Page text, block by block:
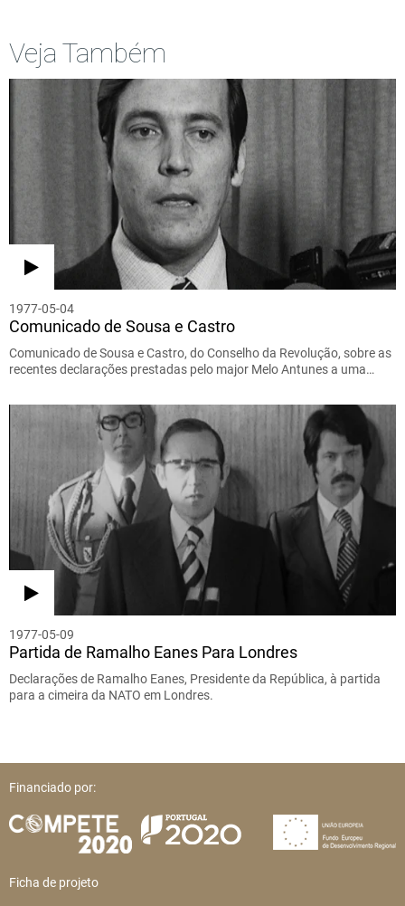
Veja Também
1977-05-04
Comunicado de Sousa e Castro
Comunicado de Sousa e Castro, do Conselho da Revolução, sobre as
recentes declarações prestadas pelo major Melo Antunes a uma…
1977-05-09
Partida de Ramalho Eanes Para Londres
Declarações de Ramalho Eanes, Presidente da República, à partida
para a cimeira da NATO em Londres.
Financiado por:
Ficha de projeto